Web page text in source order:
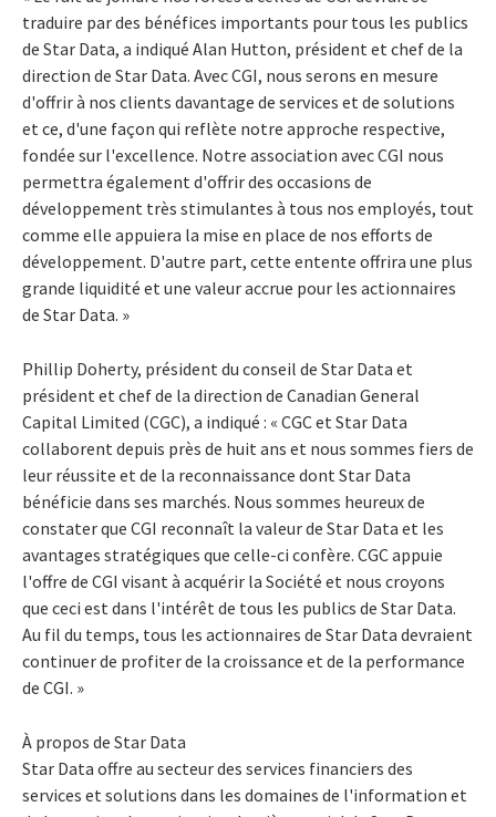
traduire par des bénéfices importants pour tous les publics
de Star Data, a indiqué Alan Hutton, président et chef de la
direction de Star Data. Avec CGI, nous serons en mesure
d'offrir à nos clients davantage de services et de solutions
et ce, d'une façon qui reflète notre approche respective,
fondée sur l'excellence. Notre association avec CGI nous
permettra également d'offrir des occasions de
développement très stimulantes à tous nos employés, tout
comme elle appuiera la mise en place de nos efforts de
développement. D'autre part, cette entente offrira une plus
grande liquidité et une valeur accrue pour les actionnaires
de Star Data. »
Phillip Doherty, président du conseil de Star Data et
président et chef de la direction de Canadian General
Capital Limited (CGC), a indiqué : « CGC et Star Data
collaborent depuis près de huit ans et nous sommes fiers de
leur réussite et de la reconnaissance dont Star Data
bénéficie dans ses marchés. Nous sommes heureux de
constater que CGI reconnaît la valeur de Star Data et les
avantages stratégiques que celle-ci confère. CGC appuie
l'offre de CGI visant à acquérir la Société et nous croyons
que ceci est dans l'intérêt de tous les publics de Star Data.
Au fil du temps, tous les actionnaires de Star Data devraient
continuer de profiter de la croissance et de la performance
de CGI. »
À propos de Star Data
Star Data offre au secteur des services financiers des
services et solutions dans les domaines de l'information et